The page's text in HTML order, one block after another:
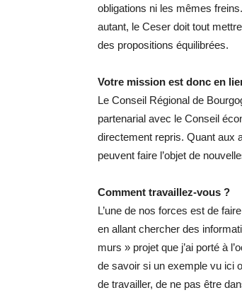
obligations ni les mêmes
autant, le Ceser doit tout
des propositions équilibrées.
Votre mission est donc en
Le Conseil Régional de
partenarial avec le Conseil
directement repris. Quant aux
peuvent faire l’objet de
Comment travaillez-vous ?
L’une de nos forces est de
en allant chercher des
murs » projet que j’ai porté à
de savoir si un exemple vu ici
de travailler, de ne pas être